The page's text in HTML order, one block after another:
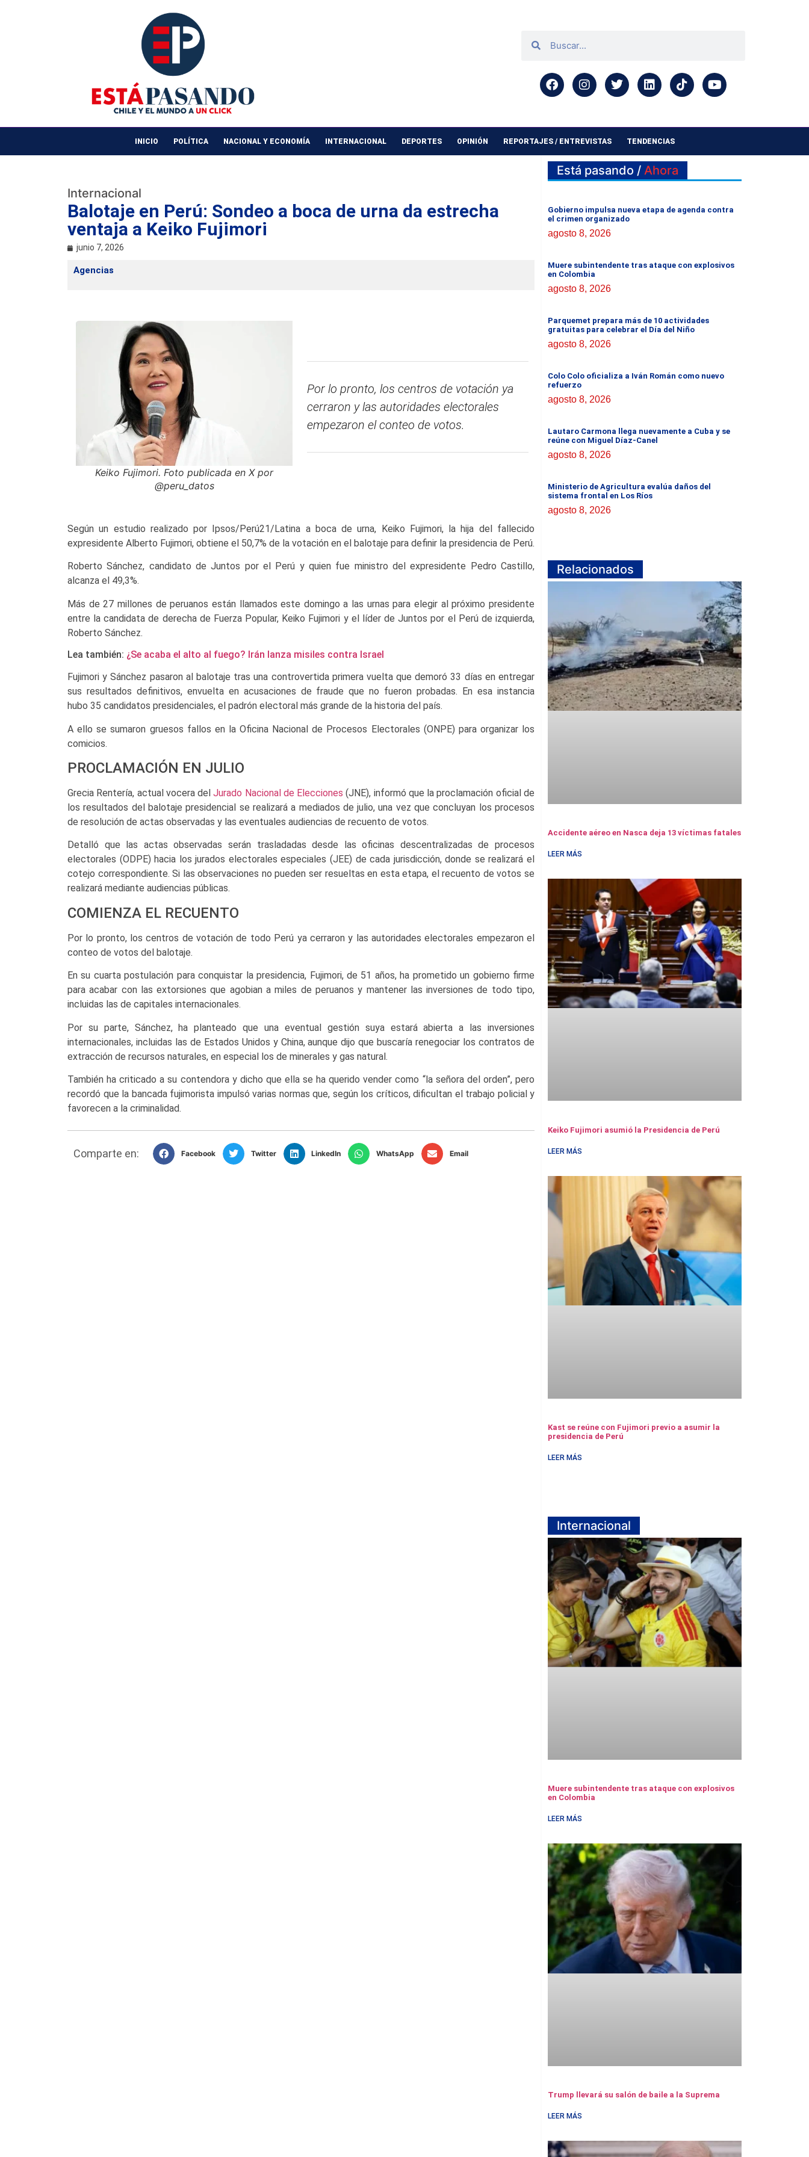
INICIO POLÍTICA NACIONAL Y ECONOMÍA INTERNACIONAL DEPORTES OPINIÓN REPORTAJES / ENTREVISTAS TENDENCIAS
Internacional
Balotaje en Perú: Sondeo a boca de urna da estrecha
ventaja a Keiko Fujimori
junio 7, 2026
Agencias
Keiko Fujimori. Foto publicada en X por
@peru_datos
Por lo pronto, los centros de votación ya
cerraron y las autoridades electorales
empezaron el conteo de votos.
Según un estudio realizado por Ipsos/Perú21/Latina a boca de urna, Keiko Fujimori, la hija del fallecido
expresidente Alberto Fujimori, obtiene el 50,7% de la votación en el balotaje para definir la presidencia de Perú.
Roberto Sánchez, candidato de Juntos por el Perú y quien fue ministro del expresidente Pedro Castillo,
alcanza el 49,3%.
Más de 27 millones de peruanos están llamados este domingo a las urnas para elegir al próximo presidente
entre la candidata de derecha de Fuerza Popular, Keiko Fujimori y el líder de Juntos por el Perú de izquierda,
Roberto Sánchez.
Lea también: ¿Se acaba el alto al fuego? Irán lanza misiles contra Israel
Fujimori y Sánchez pasaron al balotaje tras una controvertida primera vuelta que demoró 33 días en entregar
sus resultados definitivos, envuelta en acusaciones de fraude que no fueron probadas. En esa instancia
hubo 35 candidatos presidenciales, el padrón electoral más grande de la historia del país.
A ello se sumaron gruesos fallos en la Oficina Nacional de Procesos Electorales (ONPE) para organizar los
comicios.
PROCLAMACIÓN EN JULIO
Grecia Rentería, actual vocera delJurado Nacional de Elecciones (JNE), informó que la proclamación oficial de
los resultados del balotaje presidencial se realizará a mediados de julio, una vez que concluyan los procesos
de resolución de actas observadas y las eventuales audiencias de recuento de votos.
Detalló que las actas observadas serán trasladadas desde las oficinas descentralizadas de procesos
electorales (ODPE) hacia los jurados electorales especiales (JEE) de cada jurisdicción, donde se realizará el
cotejo correspondiente. Si las observaciones no pueden ser resueltas en esta etapa, el recuento de votos se
realizará mediante audiencias públicas.
COMIENZA EL RECUENTO
Por lo pronto, los centros de votación de todo Perú ya cerraron y las autoridades electorales empezaron el
conteo de votos del balotaje.
En su cuarta postulación para conquistar la presidencia, Fujimori, de 51 años, ha prometido un gobierno firme
para acabar con las extorsiones que agobian a miles de peruanos y mantener las inversiones de todo tipo,
incluidas las de capitales internacionales.
Por su parte, Sánchez, ha planteado que una eventual gestión suya estará abierta a las inversiones
internacionales, incluidas las de Estados Unidos y China, aunque dijo que buscaría renegociar los contratos de
extracción de recursos naturales, en especial los de minerales y gas natural.
También ha criticado a su contendora y dicho que ella se ha querido vender como “la señora del orden”, pero
recordó que la bancada fujimorista impulsó varias normas que, según los críticos, dificultan el trabajo policial y
favorecen a la criminalidad.
Comparte en: Facebook Twitter LinkedIn WhatsApp Email
Está pasando / Ahora
Gobierno impulsa nueva etapa de agenda contra
el crimen organizado
agosto 8, 2026
Muere subintendente tras ataque con explosivos
en Colombia
agosto 8, 2026
Parquemet prepara más de 10 actividades
gratuitas para celebrar el Día del Niño
agosto 8, 2026
Colo Colo oficializa a Iván Román como nuevo
refuerzo
agosto 8, 2026
Lautaro Carmona llega nuevamente a Cuba y se
reúne con Miguel Díaz-Canel
agosto 8, 2026
Ministerio de Agricultura evalúa daños del
sistema frontal en Los Ríos
agosto 8, 2026
Relacionados
Accidente aéreo en Nasca deja 13 víctimas fatales
LEER MÁS
Keiko Fujimori asumió la Presidencia de Perú
LEER MÁS
Kast se reúne con Fujimori previo a asumir la
presidencia de Perú
LEER MÁS
Internacional
Muere subintendente tras ataque con explosivos
en Colombia
LEER MÁS
Trump llevará su salón de baile a la Suprema
LEER MÁS